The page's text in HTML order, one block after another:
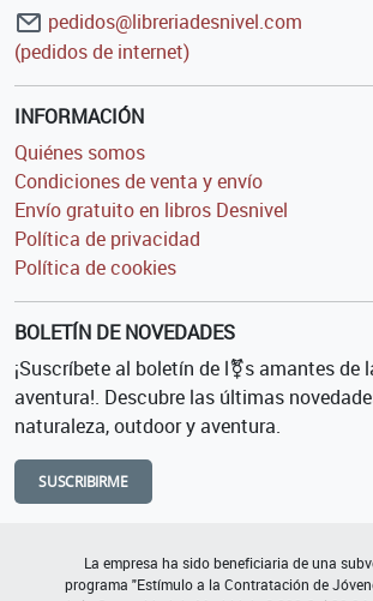
pedidos@libreriadesnivel.com
(pedidos de internet)
INFORMACIÓN
Quiénes somos
Condiciones de venta y envío
Envío gratuito en libros Desnivel
Política de privacidad
Política de cookies
BOLETÍN DE NOVEDADES
¡Suscríbete al boletín de l⚧s amantes de
aventura!. Descubre las últimas
naturaleza, outdoor y aventura.
SUSCRIBIRME
La empresa ha sido beneficiaria de una
programa "Estímulo a la Contratación de